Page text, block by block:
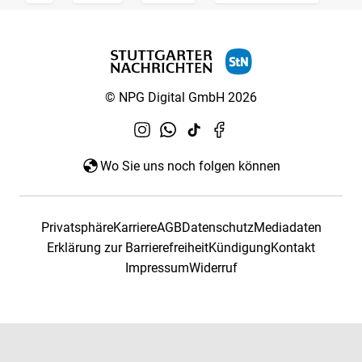
© NPG Digital GmbH 2026
Wo Sie uns noch folgen können
PrivatsphäreKarriereAGBDatenschutzMediadaten
Erklärung zur BarrierefreiheitKündigungKontakt
ImpressumWiderruf